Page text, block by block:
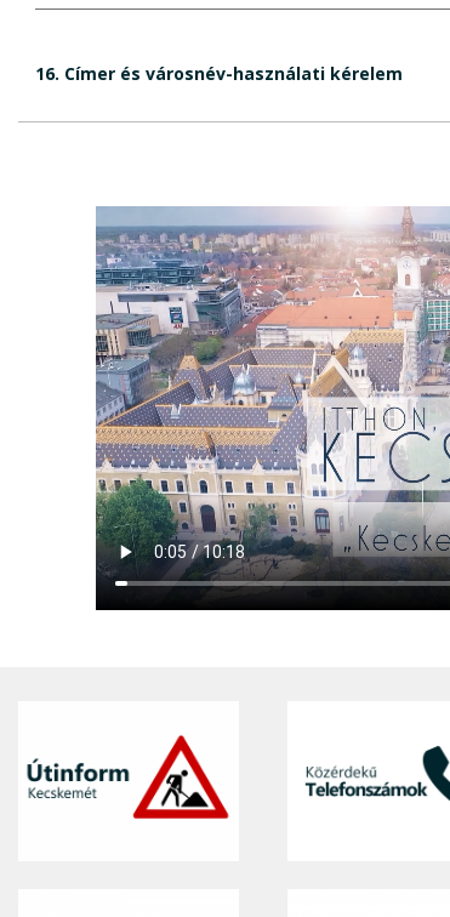
16. Címer és városnév-használati kérelem